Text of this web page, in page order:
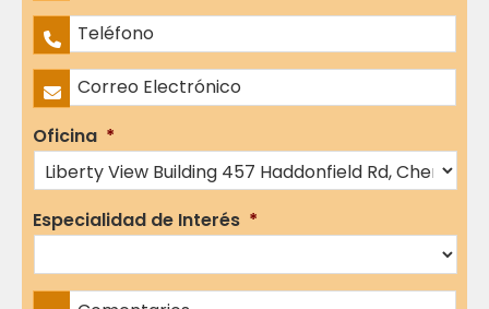
Apellidos
Teléfono *
Correo Electrónico *
Oficina *
Especialidad de Interés *
Comentarios